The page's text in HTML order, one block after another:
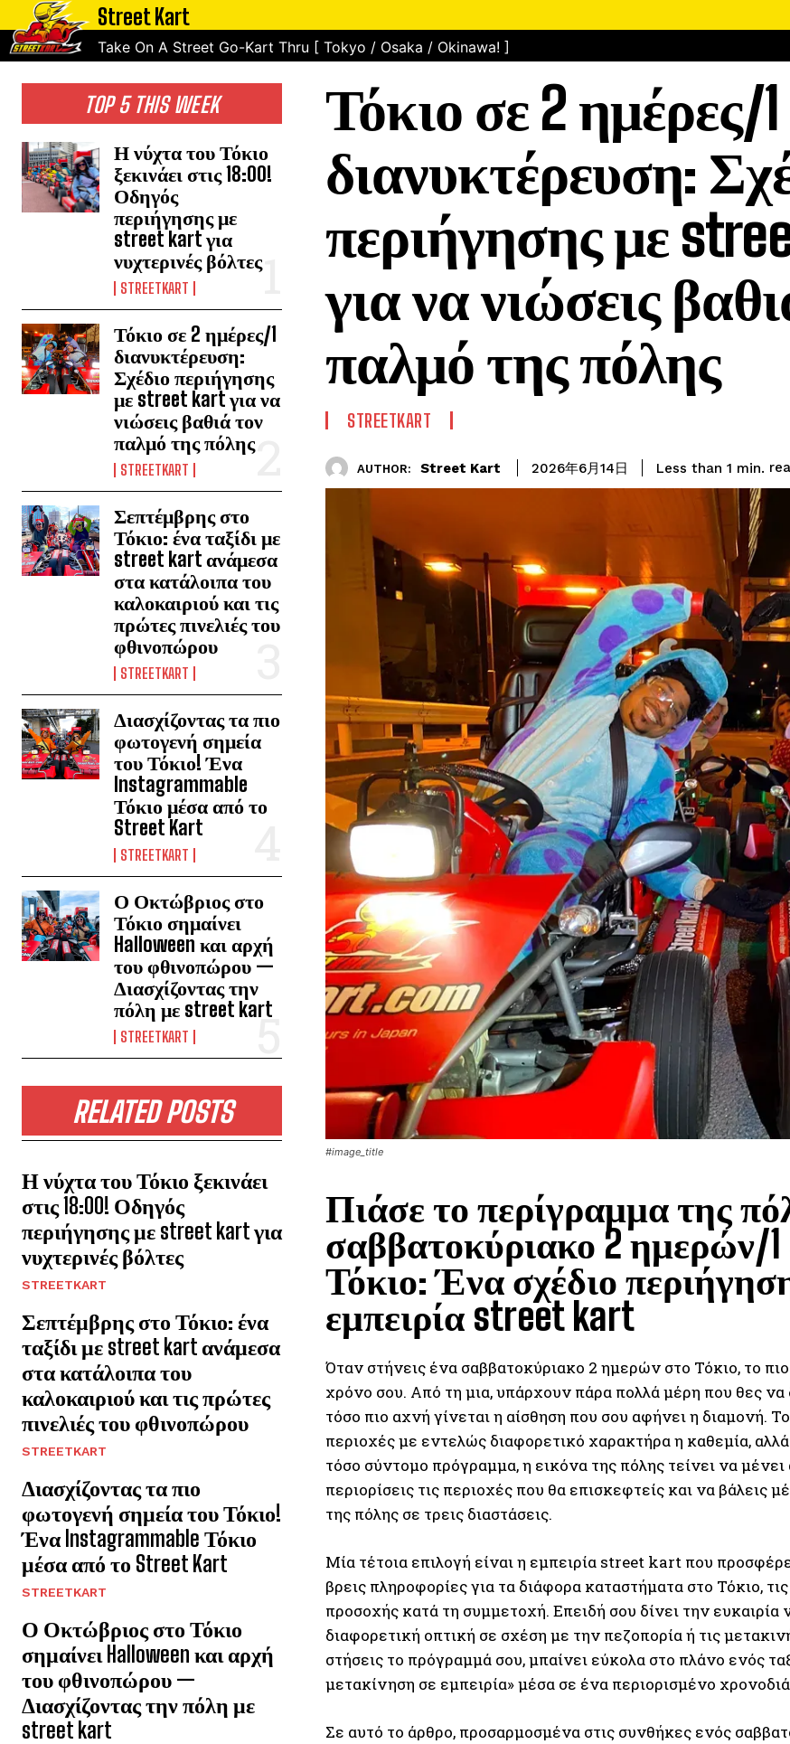
Street Kart
Take On A Street Go-Kart Thru [ Tokyo / Osaka / Okinawa! ]
TOP 5 THIS WEEK
Η νύχτα του Τόκιο
ξεκινάει στις 18:00!
Οδηγός
περιήγησης με
street kart για
νυχτερινές βόλτες
STREETKART
Τόκιο σε 2 ημέρες/1
διανυκτέρευση:
Σχέδιο περιήγησης
με street kart για να
νιώσεις βαθιά τον
παλμό της πόλης
STREETKART
Σεπτέμβρης στο
Τόκιο: ένα ταξίδι με
street kart ανάμεσα
στα κατάλοιπα του
καλοκαιριού και τις
πρώτες πινελιές του
φθινοπώρου
STREETKART
Διασχίζοντας τα πιο
φωτογενή σημεία
του Τόκιο! Ένα
Instagrammable
Τόκιο μέσα από το
Street Kart
STREETKART
Ο Οκτώβριος στο
Τόκιο σημαίνει
Halloween και αρχή
του φθινοπώρου —
Διασχίζοντας την
πόλη με street kart
STREETKART
RELATED POSTS
Η νύχτα του Τόκιο ξεκινάει
στις 18:00! Οδηγός
περιήγησης με street kart για
νυχτερινές βόλτες
STREETKART
Σεπτέμβρης στο Τόκιο: ένα
ταξίδι με street kart ανάμεσα
στα κατάλοιπα του
καλοκαιριού και τις πρώτες
πινελιές του φθινοπώρου
STREETKART
Διασχίζοντας τα πιο
φωτογενή σημεία του Τόκιο!
Ένα Instagrammable Τόκιο
μέσα από το Street Kart
STREETKART
Ο Οκτώβριος στο Τόκιο
σημαίνει Halloween και αρχή
του φθινοπώρου —
Διασχίζοντας την πόλη με
street kart
Τόκιο σε 2 ημέρες/1
διανυκτέρευση:
περιήγησης με
για να νιώσεις
παλμό της πόλης
STREETKART
AUTHOR: Street Kart 2026年6月14日 Less than 1 min.
#image_title
Πιάσε το περίγραμμα της
σαββατοκύριακο 2 ημερών/1
Τόκιο: Ένα σχέδιο
εμπειρία street kart
Όταν στήνεις ένα σαββατοκύριακο 2 ημερών στο Τόκιο, το
χρόνο σου. Από τη μια, υπάρχουν πάρα πολλά μέρη που θες να
τόσο πιο αχνή γίνεται η αίσθηση που σου αφήνει η διαμονή.
περιοχές με εντελώς διαφορετικό χαρακτήρα η καθεμία,
τόσο σύντομο πρόγραμμα, η εικόνα της πόλης τείνει να
περιορίσεις τις περιοχές που θα επισκεφτείς και να βάλεις
της πόλης σε τρεις διαστάσεις.
Μία τέτοια επιλογή είναι η εμπειρία street kart που
βρεις πληροφορίες για τα διάφορα καταστήματα στο Τόκιο,
προσοχής κατά τη συμμετοχή. Επειδή σου δίνει την ευκαιρία
διαφορετική οπτική σε σχέση με την πεζοπορία ή τις
στήσεις το πρόγραμμά σου, μπαίνει εύκολα στο πλάνο ενός
μετακίνηση σε εμπειρία» μέσα σε ένα περιορισμένο
Σε αυτό το άρθρο, προσαρμοσμένα στις συνθήκες ενός